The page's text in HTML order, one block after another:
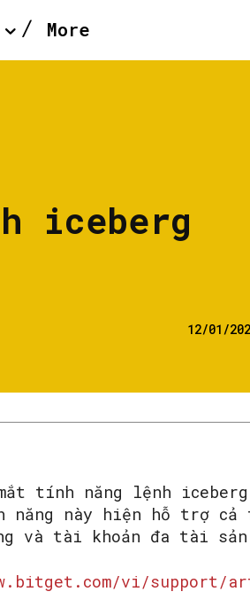
More
iceberg
12/01/
tính năng lệnh
năng này hiện hỗ trợ
và tài khoản đa tài
vi/support/